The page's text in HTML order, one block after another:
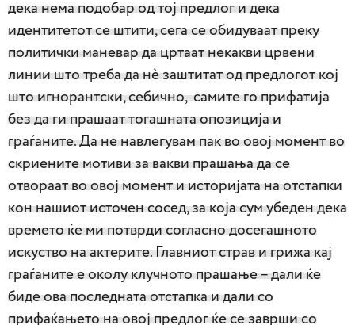
дека нема подобар од тој предлог и дека
идентитетот се штити, сега се обидуваат преку
политички маневар да цртаат некакви црвени
линии што треба да нè заштитат од предлогот кој
што игнорантски, себично, самите го прифатија
без да ги прашаат тогашната опозиција и
граѓаните. Да не навлегувам пак во овој момент во
скриените мотиви за вакви прашања да се
отвораат во овој момент и историјата на отстапки
кон нашиот источен сосед, за која сум убеден дека
времето ќе ми потврди согласно досегашното
искуство на актерите. Главниот страв и грижа кај
граѓаните е околу клучното прашање – дали ќе
биде ова последната отстапка и дали со
прифаќањето на овој предлог ќе се заврши со